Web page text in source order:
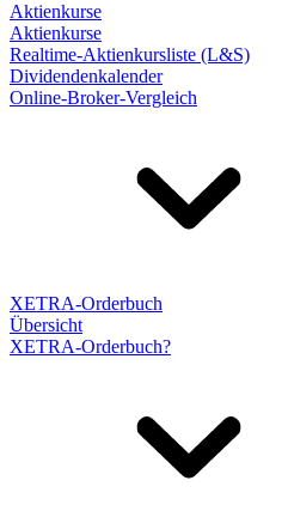
Aktienkurse
Aktienkurse
Realtime-Aktienkursliste (L&S)
Dividendenkalender
Online-Broker-Vergleich
XETRA-Orderbuch
Übersicht
XETRA-Orderbuch?